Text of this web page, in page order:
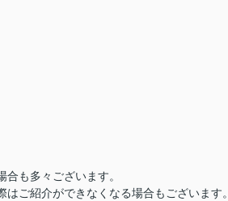
も多々ございます。
ご紹介ができなくなる場合もございます。